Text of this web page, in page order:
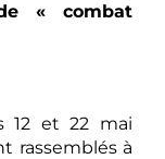
« combat
12 et 22 mai
rassemblés à